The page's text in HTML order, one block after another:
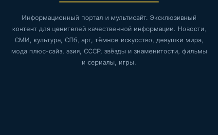
Информационный портал и мультисайт. Эксклюзивный
контент для ценителей качественной информации. Новости,
СМИ, культура, СПб, арт, тёмное искусство, девушки мира,
мода плюс-сайз, азия, СССР, звёзды и знаменитости, фильмы
и сериалы, игры.